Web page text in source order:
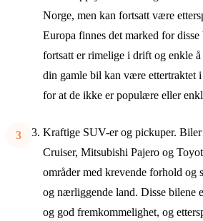
Norge, men kan fortsatt være
Europa finnes det marked for
fortsatt er rimelige i drift og enkle
din gamle bil kan være ettertraktet
for at de ikke er populære eller
Kraftige SUV-er og pickuper.
Cruiser, Mitsubishi Pajero og
områder med krevende forhold og
og nærliggende land. Disse bilene
og god fremkommelighet, og